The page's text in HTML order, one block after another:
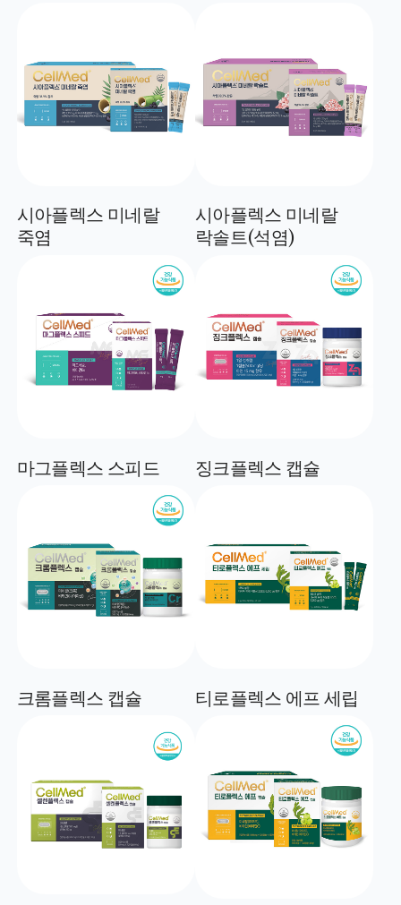
시아플렉스 미네랄
죽염
시아플렉스 미네랄
락솔트(석염)
마그플렉스 스피드 징크플렉스 캡슐
크롬플렉스 캡슐 티로플렉스 에프 세립